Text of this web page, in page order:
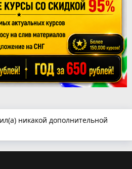
никакой дополнительной